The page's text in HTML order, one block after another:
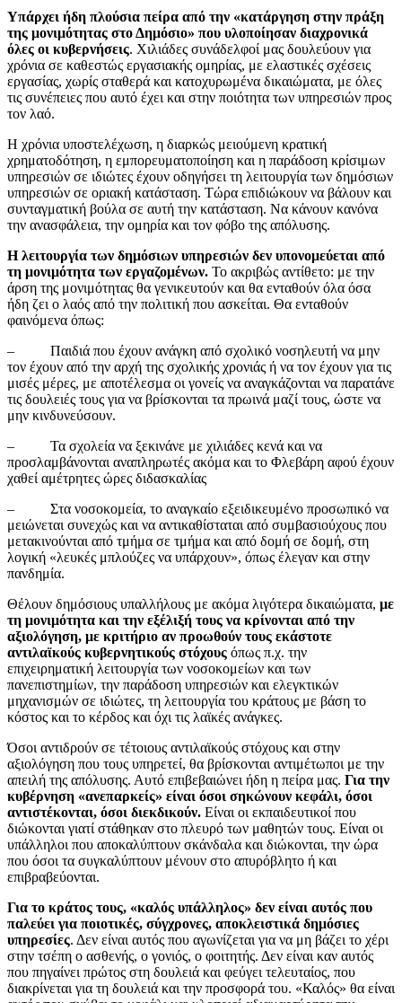
Υπάρχει ήδη πλούσια πείρα από την «κατάργηση στην πράξη
της μονιμότητας στο Δημόσιο» που υλοποίησαν διαχρονικά
όλες οι κυβερνήσεις. Χιλιάδες συνάδελφοί μας δουλεύουν για
χρόνια σε καθεστώς εργασιακής ομηρίας, με ελαστικές σχέσεις
εργασίας, χωρίς σταθερά και κατοχυρωμένα δικαιώματα, με όλες
τις συνέπειες που αυτό έχει και στην ποιότητα των υπηρεσιών προς
τον λαό.
Η χρόνια υποστελέχωση, η διαρκώς μειούμενη κρατική
χρηματοδότηση, η εμπορευματοποίηση και η παράδοση κρίσιμων
υπηρεσιών σε ιδιώτες έχουν οδηγήσει τη λειτουργία των δημόσιων
υπηρεσιών σε οριακή κατάσταση. Τώρα επιδιώκουν να βάλουν και
συνταγματική βούλα σε αυτή την κατάσταση. Να κάνουν κανόνα
την ανασφάλεια, την ομηρία και τον φόβο της απόλυσης.
Η λειτουργία των δημόσιων υπηρεσιών δεν υπονομεύεται από
τη μονιμότητα των εργαζομένων. Το ακριβώς αντίθετο: με την
άρση της μονιμότητας θα γενικευτούν και θα ενταθούν όλα όσα
ήδη ζει ο λαός από την πολιτική που ασκείται. Θα ενταθούν
φαινόμενα όπως:
– Παιδιά που έχουν ανάγκη από σχολικό νοσηλευτή να μην
τον έχουν από την αρχή της σχολικής χρονιάς ή να τον έχουν για τις
μισές μέρες, με αποτέλεσμα οι γονείς να αναγκάζονται να παρατάνε
τις δουλειές τους για να βρίσκονται τα πρωινά μαζί τους, ώστε να
μην κινδυνεύσουν.
– Τα σχολεία να ξεκινάνε με χιλιάδες κενά και να
προσλαμβάνονται αναπληρωτές ακόμα και το Φλεβάρη αφού έχουν
χαθεί αμέτρητες ώρες διδασκαλίας
– Στα νοσοκομεία, το αναγκαίο εξειδικευμένο προσωπικό να
μειώνεται συνεχώς και να αντικαθίσταται από συμβασιούχους που
μετακινούνται από τμήμα σε τμήμα και από δομή σε δομή, στη
λογική «λευκές μπλούζες να υπάρχουν», όπως έλεγαν και στην
πανδημία.
Θέλουν δημόσιους υπαλλήλους με ακόμα λιγότερα δικαιώματα, με
τη μονιμότητα και την εξέλιξή τους να κρίνονται από την
αξιολόγηση, με κριτήριο αν προωθούν τους εκάστοτε
αντιλαϊκούς κυβερνητικούς στόχους όπως π.χ. την
επιχειρηματική λειτουργία των νοσοκομείων και των
πανεπιστημίων, την παράδοση υπηρεσιών και ελεγκτικών
μηχανισμών σε ιδιώτες, τη λειτουργία του κράτους με βάση το
κόστος και το κέρδος και όχι τις λαϊκές ανάγκες.
Όσοι αντιδρούν σε τέτοιους αντιλαϊκούς στόχους και στην
αξιολόγηση που τους υπηρετεί, θα βρίσκονται αντιμέτωποι με την
απειλή της απόλυσης. Αυτό επιβεβαιώνει ήδη η πείρα μας. Για την
κυβέρνηση «ανεπαρκείς» είναι όσοι σηκώνουν κεφάλι, όσοι
αντιστέκονται, όσοι διεκδικούν. Είναι οι εκπαιδευτικοί που
διώκονται γιατί στάθηκαν στο πλευρό των μαθητών τους. Είναι οι
υπάλληλοι που αποκαλύπτουν σκάνδαλα και διώκονται, την ώρα
που όσοι τα συγκαλύπτουν μένουν στο απυρόβλητο ή και
επιβραβεύονται.
Για το κράτος τους, «καλός υπάλληλος» δεν είναι αυτός που
παλεύει για ποιοτικές, σύγχρονες, αποκλειστικά δημόσιες
υπηρεσίες. Δεν είναι αυτός που αγωνίζεται για να μη βάζει το χέρι
στην τσέπη ο ασθενής, ο γονιός, ο φοιτητής. Δεν είναι καν αυτός
που πηγαίνει πρώτος στη δουλειά και φεύγει τελευταίος, που
διακρίνεται για τη δουλειά και την προσφορά του. «Καλός» θα είναι